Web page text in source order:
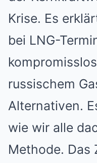
Krise. Es
bei LNG-
russischem
Alternativen.
wie wir alle
Methode. Das